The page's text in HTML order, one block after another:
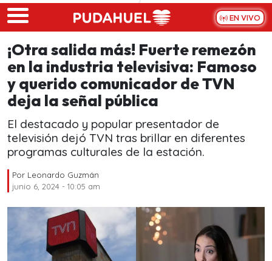
Skip to main content
EN VIVO
¡Otra salida más! Fuerte remezón
en la industria televisiva: Famoso
y querido comunicador de TVN
deja la señal pública
El destacado y popular presentador de
televisión dejó TVN tras brillar en diferentes
programas culturales de la estación.
Por Leonardo Guzmán
junio 6, 2024 - 10:05 am